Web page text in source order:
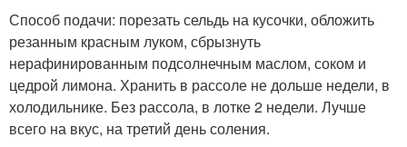
Способ подачи: порезать сельдь на кусочки, обложить
резанным красным луком, сбрызнуть
нерафинированным подсолнечным маслом, соком и
цедрой лимона. Хранить в рассоле не дольше недели, в
холодильнике. Без рассола, в лотке 2 недели. Лучше
всего на вкус, на третий день соления.